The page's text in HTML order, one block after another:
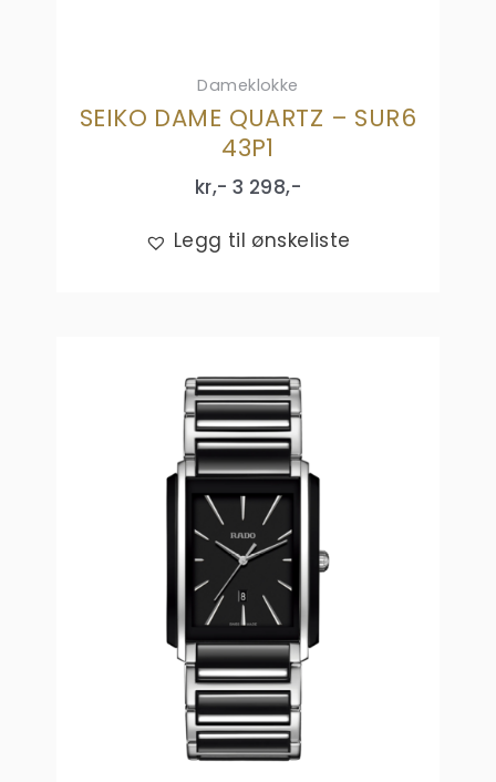
Dameklokke
SEIKO DAME QUARTZ – SUR6
43P1
kr,- 3 298,-
Legg til ønskeliste